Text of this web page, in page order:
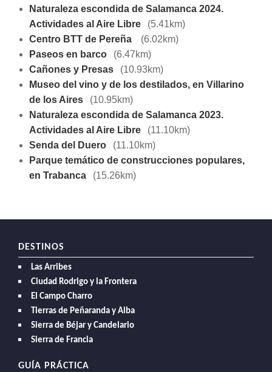
Naturaleza escondida de Salamanca 2024.
Actividades al Aire Libre
(5.41km)
Centro BTT de Pereña
(6.02km)
Paseos en barco
(6.47km)
Cañones y Presas
(10.93km)
Museo del vino y de los destilados, en Villarino
de los Aires
(10.95km)
Naturaleza escondida de Salamanca 2023.
Actividades al Aire Libre
(11.10km)
Senda del Duero
(11.10km)
Parque temático de construcciones populares,
en Trabanca
(15.26km)
DESTINOS
Las Arribes
Ciudad Rodrigo y la Frontera
El Campo Charro
Tierras de Peñaranda y Alba
Sierra de Béjar y Candelario
Sierra de Francia
GUÍA PRÁCTICA